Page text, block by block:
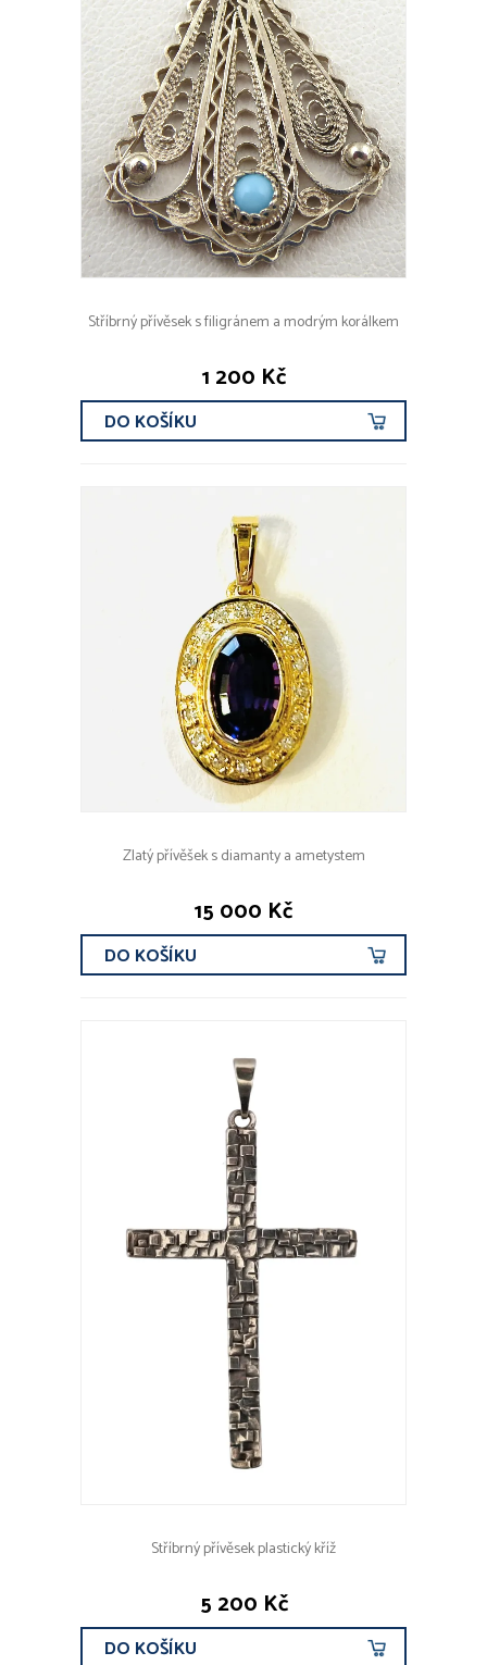
Stříbrný přívěsek s filigránem a modrým korálkem
1 200 Kč
DO KOŠÍKU
Zlatý přívěšek s diamanty a ametystem
15 000 Kč
DO KOŠÍKU
Stříbrný přívěsek plastický kříž
5 200 Kč
DO KOŠÍKU